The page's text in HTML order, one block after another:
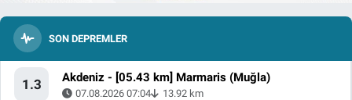
SON DEPREMLER
1.3 Akdeniz - [05.43 km] Marmaris (Muğla)
07.08.2026 07:04 13.92 km